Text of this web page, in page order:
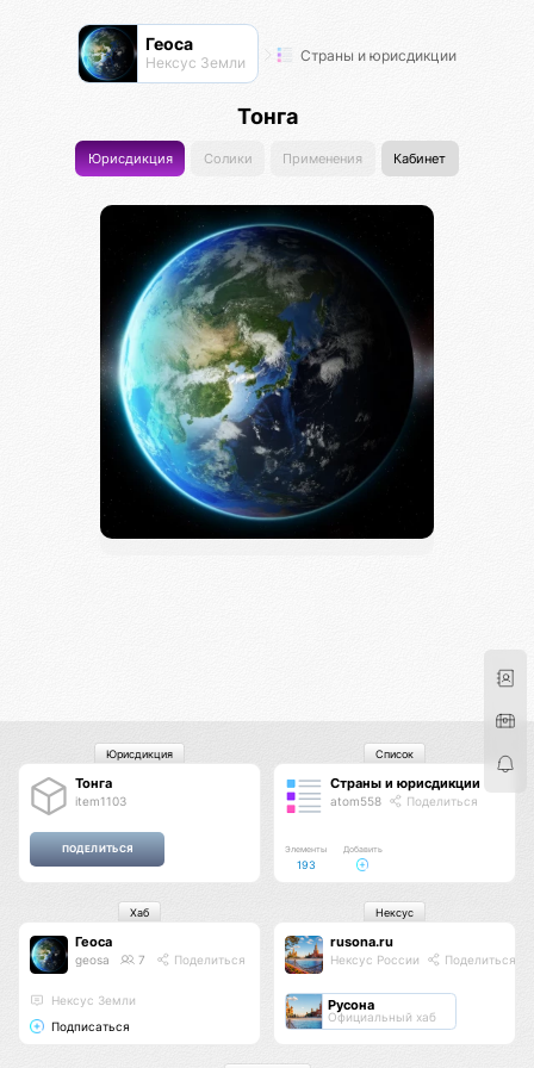
Геоса
Нексус Земли Страны и юрисдикции
Тонга
Юрисдикция Солики Применения Кабинет
Тонга
item1103
Юрисдикция
Страны и юрисдикции
atom558 Поделиться
Элементы
193
Добавить
Список
Геоса
geosa 7 Поделиться
Нексус Земли
Подписаться
Хаб
rusona.ru
Нексус России Поделиться
Русона
Официальный хаб
Нексус